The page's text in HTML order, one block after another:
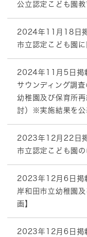
公立認定こども園
2024年11月18日
市立認定こども園
2024年11月5日掲
サウンディング調
幼稚園及び保育所
討）※実施結果を公
2023年12月22日
市立認定こども園
2023年12月6日掲
岸和田市立幼稚園
画】
2023年12月6日掲